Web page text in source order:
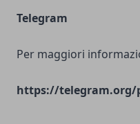
Telegram
Per maggiori
https://telegram.org/